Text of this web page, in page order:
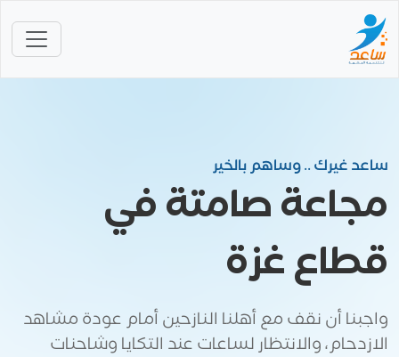
ساعد غيرك .. وساهم بالخير
مجاعة صامتة في
قطاع غزة
واجبنا أن نقف مع أهلنا النازحين أمام عودة مشاهد
الازدحام، والانتظار لساعات عند التكايا وشاحنات